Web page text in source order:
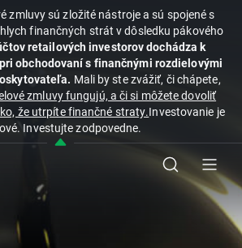
zmluvy sú zložité nástroje a sú spojené s
finančných strát v dôsledku pákového
retailových investorov dochádza k
obchodovaní s finančnými rozdielovými
Mali by ste zvážiť, či chápete,
zmluvy fungujú, a či si môžete dovoliť
že utrpíte finančné straty.Investovanie je
Investujte zodpovedne.